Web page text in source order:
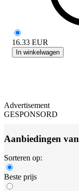
16.33 EUR
In winkelwagen
Advertisement
GESPONSORD
Aanbiedingen
Sorteren op:
Beste prijs